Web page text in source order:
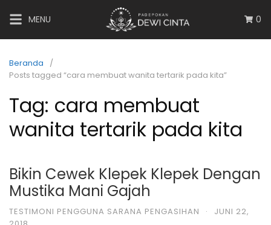
MENU 0
Beranda
Posts tagged “cara membuat wanita tertarik pada kita”
Tag: cara membuat
wanita tertarik pada kita
Bikin Cewek Klepek Klepek Dengan
Mustika Mani Gajah
TESTIMONI PENGGUNA SARANA PENGASIHAN ·
JUNI 22,